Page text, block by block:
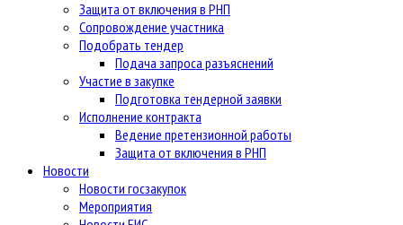
Защита от включения в РНП
Сопровождение участника
Подобрать тендер
Подача запроса разъяснений
Участие в закупке
Подготовка тендерной заявки
Исполнение контракта
Ведение претензионной работы
Защита от включения в РНП
Новости
Новости госзакупок
Мероприятия